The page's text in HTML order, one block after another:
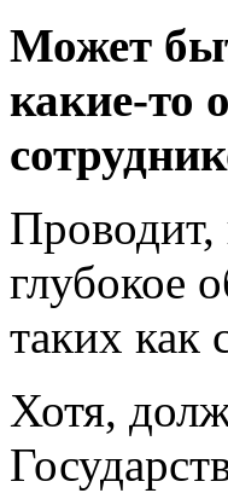
Может
какие-то
Проводит,
глубокое
таких как
Хотя,